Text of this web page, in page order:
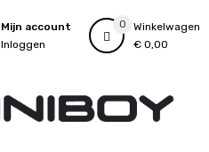
0
Winkelwagen
€ 0,00
Mijn account
Inloggen